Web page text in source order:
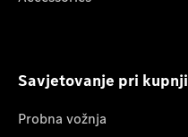
Savjetovanje pri kupnji
Probna vožnja